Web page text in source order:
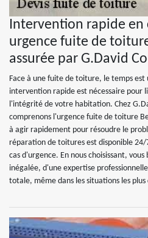
Intervention rapide en
urgence fuite de
assurée par G.David
Face à une fuite de toiture, le temps
intervention rapide est nécessaire pour
l'intégrité de votre habitation. Chez
comprenons l'urgence fuite de toiture
à agir rapidement pour résoudre le
réparation de toitures est disponible 24/
cas d'urgence. En nous choisissant,
inégalée, d'une expertise
totale, même dans les situations les plus